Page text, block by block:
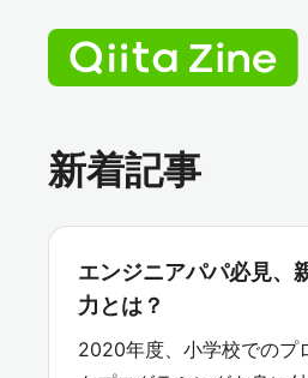
新着記事
エンジニアパパ必見、
力とは？
2020年度、小学校でのプ